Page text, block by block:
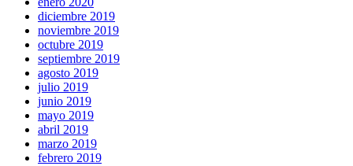
diciembre 2019
noviembre 2019
octubre 2019
septiembre 2019
agosto 2019
julio 2019
junio 2019
mayo 2019
abril 2019
marzo 2019
febrero 2019